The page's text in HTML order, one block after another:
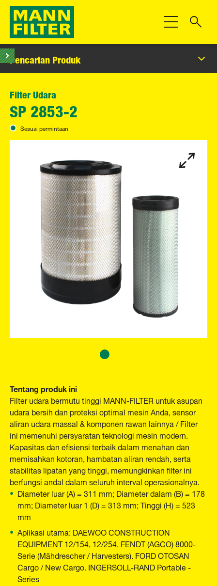
Beralih
Pencarian Produk
Filter Udara
SP 2853-2
Sesuai permintaan
Tentang produk ini
Filter udara bermutu tinggi MANN-FILTER untuk asupan
udara bersih dan proteksi optimal mesin Anda, sensor
aliran udara massal & komponen rawan lainnya / Filter
ini memenuhi persyaratan teknologi mesin modern.
Kapasitas dan efisiensi terbaik dalam menahan dan
memisahkan kotoran, hambatan aliran rendah, serta
stabilitas lipatan yang tinggi, memungkinkan filter ini
berfungsi andal dalam seluruh interval operasionalnya.
Diameter luar (A) = 311 mm; Diameter dalam (B) = 178
mm; Diameter luar 1 (D) = 313 mm; Tinggi (H) = 523
mm
Aplikasi utama: DAEWOO CONSTRUCTION
EQUIPMENT 12/154, 12/254. FENDT (AGCO) 8000-
Serie (Mähdrescher / Harvesters). FORD OTOSAN
Cargo / New Cargo. INGERSOLL-RAND Portable -
Series